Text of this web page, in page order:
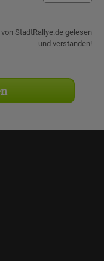
von StadtRallye.de gelesen
und verstanden!